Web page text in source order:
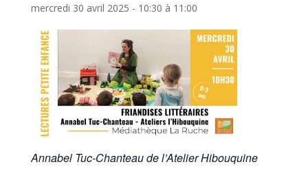
mercredi 30 avril 2025 - 10:30 à 11:00
Annabel Tuc-Chanteau de l’Atelier Hibouquine